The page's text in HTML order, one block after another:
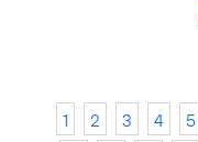
1 2 3 4 5